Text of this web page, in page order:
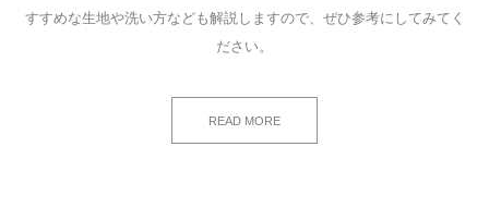
すすめな生地や洗い方なども解説しますので、ぜひ参考にしてみてく
ださい。
READ MORE